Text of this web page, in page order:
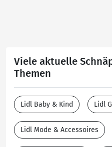
Viele aktuelle
Themen
Lidl Baby & Kind Lidl
Lidl Mode & Accessoires